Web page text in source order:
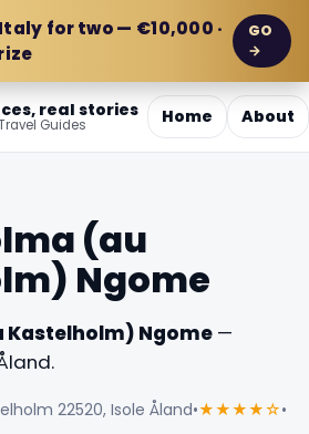
for two — €10,000 ·
GO
→
real stories
Guides Home About
(au
Ngome
Kastelholm) Ngome —
22520, Isole Åland•★★★★☆•